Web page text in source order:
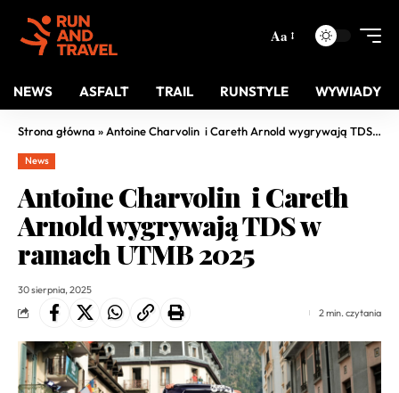
Aa
NEWS ASFALT TRAIL RUNSTYLE WYWIADY
Strona główna » Antoine Charvolin i Careth Arnold wygrywają TDS w ramach UTMB 2025
News
Antoine Charvolin i Careth
Arnold wygrywają TDS w
ramach UTMB 2025
30 sierpnia, 2025
2 min. czytania